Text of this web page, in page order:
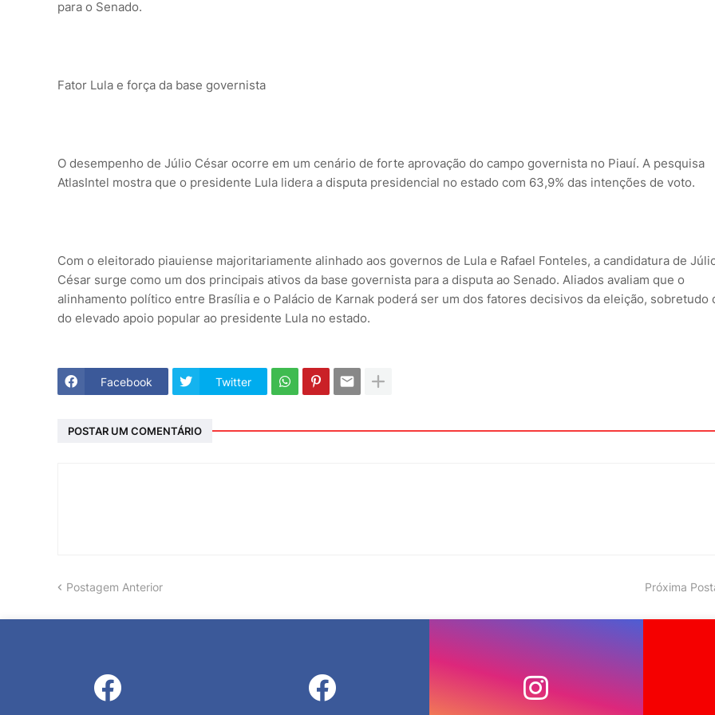
para o Senado.
Fator Lula e força da base governista
O desempenho de Júlio César ocorre em um cenário de forte aprovação do campo governista no Piauí. A pesquisa
AtlasIntel mostra que o presidente Lula lidera a disputa presidencial no estado com 63,9% das intenções de voto.
Com o eleitorado piauiense majoritariamente alinhado aos governos de Lula e Rafael Fonteles, a candidatura de
César surge como um dos principais ativos da base governista para a disputa ao Senado. Aliados avaliam que o
alinhamento político entre Brasília e o Palácio de Karnak poderá ser um dos fatores decisivos da eleição, sobretudo
do elevado apoio popular ao presidente Lula no estado.
Facebook Twitter
POSTAR UM COMENTÁRIO
Postagem Anterior Próxima